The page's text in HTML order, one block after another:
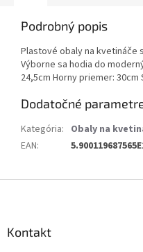
Podrobný popis
Plastové obaly na kvetináče
Výborne sa hodia do
24,5cm Horny priemer:
Dodatočné
Kategória: Obaly na
EAN:
Kontakt